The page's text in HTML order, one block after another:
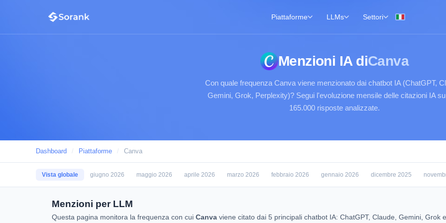
Piattaforme LLMs Settori
Menzioni IA diCanva
Con quale frequenza Canva viene menzionato dai chatbot IA (ChatGPT,
Gemini, Grok, Perplexity)? Segui l'evoluzione mensile delle citazioni IA
165.000 risposte analizzate.
Dashboard / Piattaforme / Canva
Vista globale giugno 2026 maggio 2026 aprile 2026 marzo 2026 febbraio 2026 gennaio 2026 dicembre 2025
Menzioni per LLM
Questa pagina monitora la frequenza con cui Canva viene citato dai 5 principali chatbot IA: ChatGPT, Claude, Gemini, Grok e